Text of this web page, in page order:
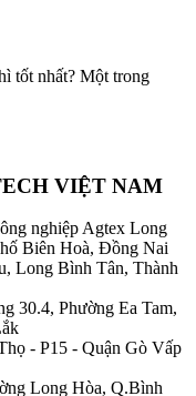
tốt nhất? Một trong
VIỆT NAM
nghiệp Agtex Long
Biên Hoà, Đồng Nai
Long Bình Tân, Thành
30.4, Phường Ea Tam,
- P15 - Quận Gò Vấp
Long Hòa, Q.Bình